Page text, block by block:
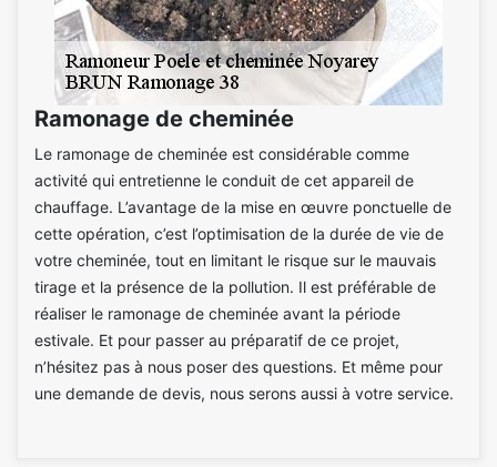
Ramonage de cheminée
Le ramonage de cheminée est considérable comme
activité qui entretienne le conduit de cet appareil de
chauffage. L’avantage de la mise en œuvre ponctuelle de
cette opération, c’est l’optimisation de la durée de vie de
votre cheminée, tout en limitant le risque sur le mauvais
tirage et la présence de la pollution. Il est préférable de
réaliser le ramonage de cheminée avant la période
estivale. Et pour passer au préparatif de ce projet,
n’hésitez pas à nous poser des questions. Et même pour
une demande de devis, nous serons aussi à votre service.